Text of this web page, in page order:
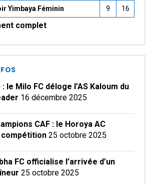
Yimbaya Féminin 9 16
complet
le Milo FC déloge l’AS Kaloum du
16 décembre 2025
CAF : le Horoya AC
compétition 25 octobre 2025
FC officialise l’arrivée d’un
25 octobre 2025